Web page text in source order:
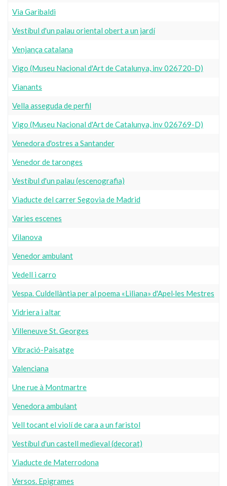
Via Garibaldi
Vestíbul d'un palau oriental obert a un jardí
Venjança catalana
Vigo (Museu Nacional d'Art de Catalunya, inv 026720-D)
Vianants
Vella asseguda de perfil
Vigo (Museu Nacional d'Art de Catalunya, inv 026769-D)
Venedora d'ostres a Santander
Venedor de taronges
Vestíbul d'un palau (escenografia)
Viaducte del carrer Segovia de Madrid
Varies escenes
Vilanova
Venedor ambulant
Vedell i carro
Vespa. Culdellàntia per al poema «Liliana» d'Apel·les Mestres
Vidriera i altar
Villeneuve St. Georges
Vibració-Paisatge
Valenciana
Une rue à Montmartre
Venedora ambulant
Vell tocant el violí de cara a un faristol
Vestíbul d'un castell medieval (decorat)
Viaducte de Materrodona
Versos. Epigrames